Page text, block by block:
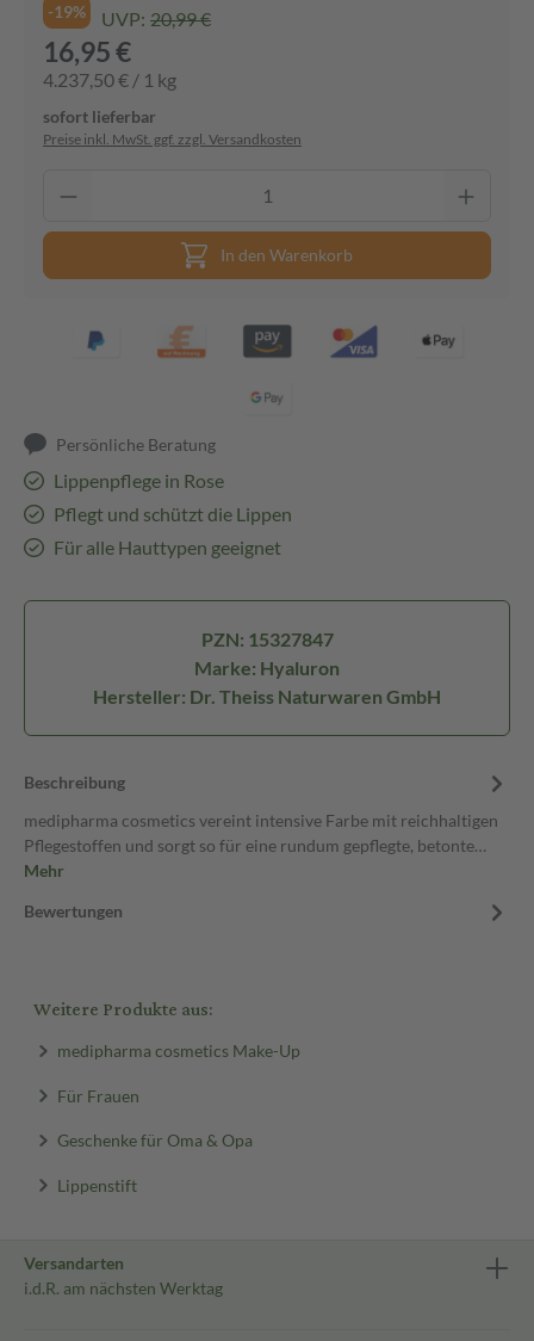
-19% UVP: 20,99 €
16,95 €
4.237,50 € / 1 kg
sofort lieferbar
Preise inkl. MwSt. ggf. zzgl. Versandkosten
In den Warenkorb
Persönliche Beratung
Lippenpflege in Rose
Pflegt und schützt die Lippen
Für alle Hauttypen geeignet
PZN: 15327847
Marke: Hyaluron
Hersteller: Dr. Theiss Naturwaren GmbH
Beschreibung
medipharma cosmetics vereint intensive Farbe mit reichhaltigen
Pflegestoffen und sorgt so für eine rundum gepflegte, betonte…
Mehr
Bewertungen
Weitere Produkte aus:
medipharma cosmetics Make-Up
Für Frauen
Geschenke für Oma & Opa
Lippenstift
Versandarten
i.d.R. am nächsten Werktag